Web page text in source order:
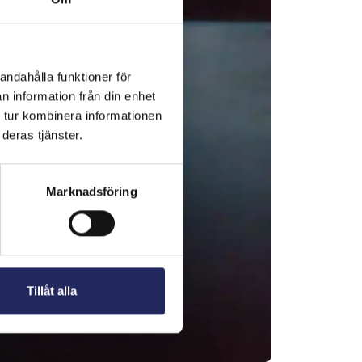
funktioner för
information från din enhet
kombinera informationen
tjänster.
Marknadsföring
Tillåt alla